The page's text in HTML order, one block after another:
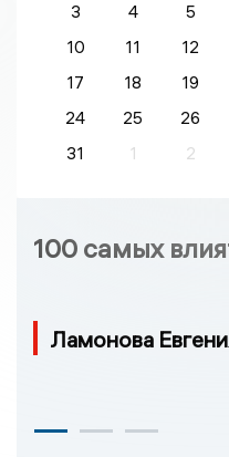
3
4 5
10
11 12
17
18 19
24
25 26
31
1 2
100 самых
Ламонова